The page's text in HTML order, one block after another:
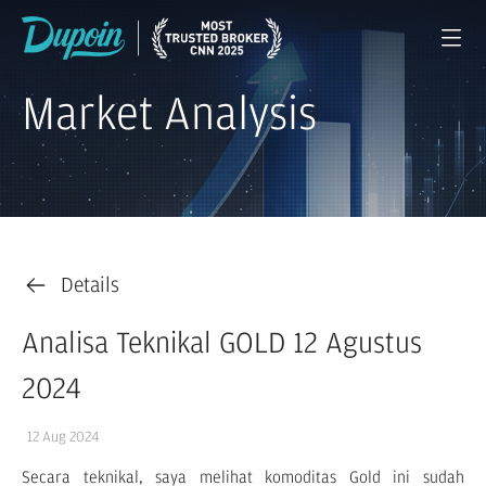
Market Analysis
Details
Analisa Teknikal GOLD 12 Agustus
2024
12 Aug 2024
Secara teknikal, saya melihat komoditas Gold ini sudah